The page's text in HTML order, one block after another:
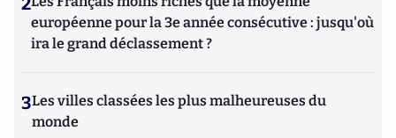
européenne pour la 3e année consécutive : jusqu'où
ira le grand déclassement ?
3Les villes classées les plus malheureuses du
monde